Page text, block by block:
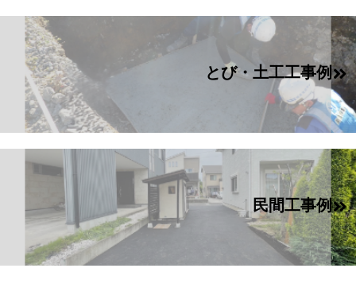
とび・土工工事例
民間工事例